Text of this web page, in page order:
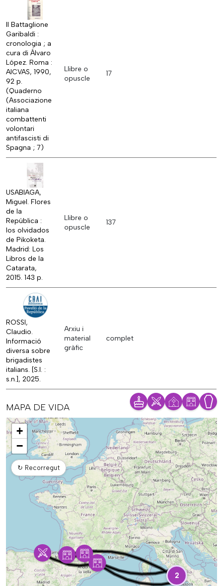
Il Battaglione
Garibaldi :
cronologia ; a
cura di Álvaro
López. Roma :
AICVAS, 1990,
92 p.
(Quaderno
(Associazione
italiana
combattenti
volontari
antifascisti di
Spagna ; 7)
Llibre o
opuscle
17
USABIAGA,
Miguel. Flores
de la
República :
los olvidados
de Pikoketa.
Madrid: Los
Libros de la
Catarata,
2015. 143 p.
Llibre o
opuscle
137
ROSSI,
Claudio.
Informació
diversa sobre
brigadistes
italians. [S.l. :
s.n.], 2025.
Arxiu i
material
gràfic
complet
MAPA DE VIDA
Mapa
2
+
−
↻ Recorregut